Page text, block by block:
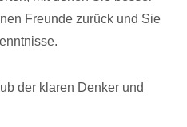
Freunde zurück und Sie
der klaren Denker und